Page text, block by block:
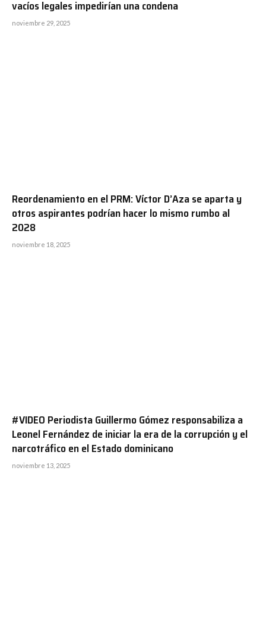
vacíos legales impedirían una condena
noviembre 29, 2025
Reordenamiento en el PRM: Víctor D’Aza se aparta y
otros aspirantes podrían hacer lo mismo rumbo al
2028
noviembre 18, 2025
#VIDEO Periodista Guillermo Gómez responsabiliza a
Leonel Fernández de iniciar la era de la corrupción y el
narcotráfico en el Estado dominicano
noviembre 13, 2025